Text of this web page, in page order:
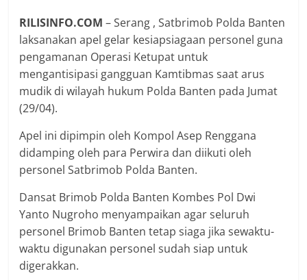
RILISINFO.COM – Serang , Satbrimob Polda Banten
laksanakan apel gelar kesiapsiagaan personel guna
pengamanan Operasi Ketupat untuk
mengantisipasi gangguan Kamtibmas saat arus
mudik di wilayah hukum Polda Banten pada Jumat
(29/04).
Apel ini dipimpin oleh Kompol Asep Renggana
didamping oleh para Perwira dan diikuti oleh
personel Satbrimob Polda Banten.
Dansat Brimob Polda Banten Kombes Pol Dwi
Yanto Nugroho menyampaikan agar seluruh
personel Brimob Banten tetap siaga jika sewaktu-
waktu digunakan personel sudah siap untuk
digerakkan.